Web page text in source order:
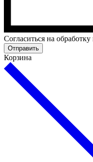
Cогласиться на
Отправить
Корзина